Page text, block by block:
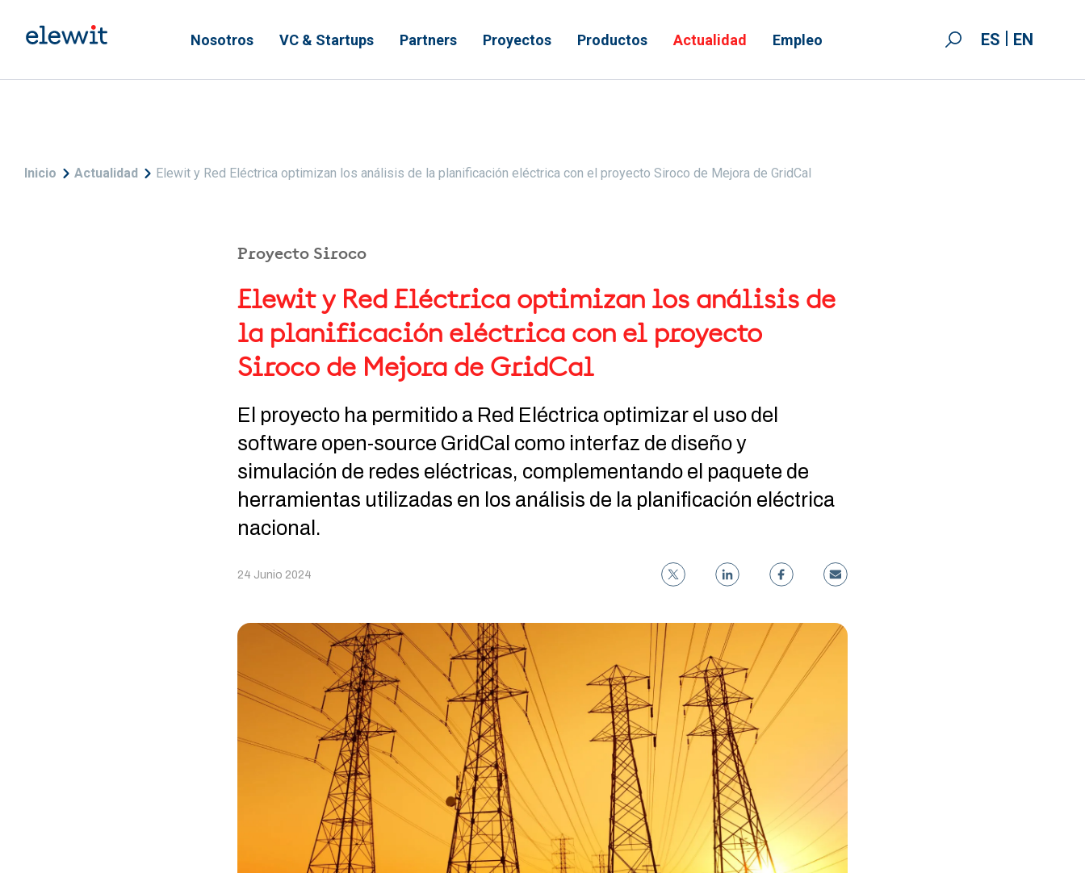
Nosotros
VC & Startups Partners Proyectos Productos Actualidad Empleo ES EN
Sobrescribir enlaces de ayuda a la navegación
Inicio Actualidad Elewit y Red Eléctrica optimizan los análisis de la planificación eléctrica con el proyecto Siroco de Mejora de GridCal
Proyecto Siroco
Elewit y Red Eléctrica optimizan los análisis de
la planificación eléctrica con el proyecto
Siroco de Mejora de GridCal
El proyecto ha permitido a Red Eléctrica optimizar el uso del
software open-source GridCal como interfaz de diseño y
simulación de redes eléctricas, complementando el paquete de
herramientas utilizadas en los análisis de la planificación eléctrica
nacional.
24 Junio 2024